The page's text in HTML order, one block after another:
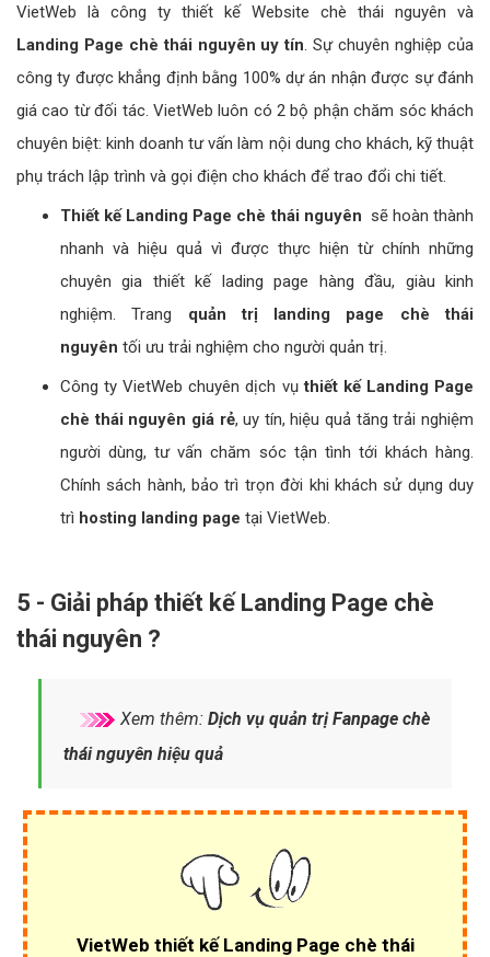
VietWeb là công ty thiết kế Website chè thái nguyên và
Landing Page chè thái nguyên uy tín. Sự chuyên nghiệp của
công ty được khẳng định bằng 100% dự án nhận được sự đánh
giá cao từ đối tác. VietWeb luôn có 2 bộ phận chăm sóc khách
chuyên biệt: kinh doanh tư vấn làm nội dung cho khách, kỹ thuật
phụ trách lập trình và gọi điện cho khách để trao đổi chi tiết.
Thiết kế Landing Page chè thái nguyên sẽ hoàn thành
nhanh và hiệu quả vì được thực hiện từ chính những
chuyên gia thiết kế lading page hàng đầu, giàu kinh
nghiệm. Trang quản trị landing page chè thái
nguyên tối ưu trải nghiệm cho người quản trị.
Công ty VietWeb chuyên dịch vụthiết kế Landing Page
chè thái nguyên giá rẻ, uy tín, hiệu quả tăng trải nghiệm
người dùng, tư vấn chăm sóc tận tình tới khách hàng.
Chính sách hành, bảo trì trọn đời khi khách sử dụng duy
trì hosting landing page tại VietWeb.
5 - Giải pháp thiết kế Landing Page chè
thái nguyên ?
Xem thêm: Dịch vụ quản trị Fanpage chè
thái nguyên hiệu quả
VietWeb thiết kế Landing Page chè thái